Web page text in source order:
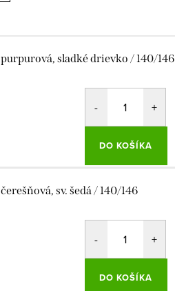
purpurová, sladké drievko / 140/146
DO KOŠÍKA
čerešňová, sv. šedá / 140/146
DO KOŠÍKA